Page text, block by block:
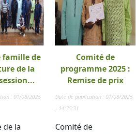
famille de
de la
: 01/08/2025
de la
Comité de
programme 2025 :
Remise de prix
Date de publication : 01/08/2025
- 14:35:31
Comité de